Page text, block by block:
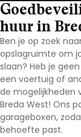
huur in
Ben je op zoek
opslagruimte om
slaan? Heb je
een voertuig of
de mogelijkheden
Breda West! Ons
garageboxen,
behoefte past.